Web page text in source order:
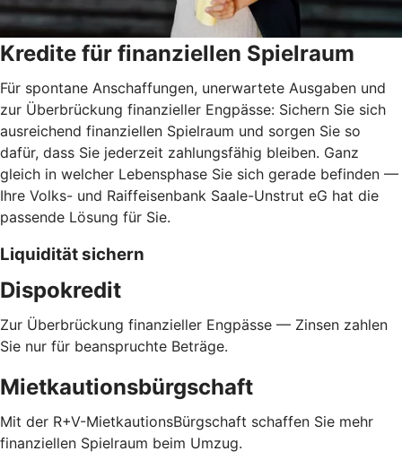
Kredite für finanziellen Spielraum
Für spontane Anschaffungen, unerwartete Ausgaben und
zur Überbrückung finanzieller Engpässe: Sichern Sie sich
ausreichend finanziellen Spielraum und sorgen Sie so
dafür, dass Sie jederzeit zahlungsfähig bleiben. Ganz
gleich in welcher Lebensphase Sie sich gerade befinden —
Ihre Volks- und Raiffeisenbank Saale-Unstrut eG hat die
passende Lösung für Sie.
Liquidität sichern
Dispokredit
Zur Überbrückung finanzieller Engpässe — Zinsen zahlen
Sie nur für beanspruchte Beträge.
Mietkautionsbürgschaft
Mit der R+V-MietkautionsBürgschaft schaffen Sie mehr
finanziellen Spielraum beim Umzug.